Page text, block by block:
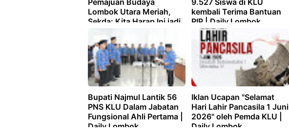
Pemajuan Budaya
Lombok Utara Meriah,
Sekda: Kita Harap Ini jadi
Tonggak Pelestarian |
Daily Lombok
9.527 Siswa di KLU
kembali Terima Bantuan
PIP | Daily Lombok
Bupati Najmul Lantik 56
PNS KLU Dalam Jabatan
Fungsional Ahli Pertama |
Daily Lombok
Iklan Ucapan "Selamat
Hari Lahir Pancasila 1 Juni
2026" oleh Pemda KLU |
Daily Lombok